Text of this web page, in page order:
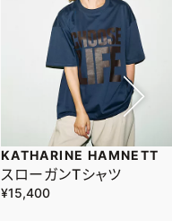
KATHARINE HAMNETT
スローガンTシャツ
¥15,400